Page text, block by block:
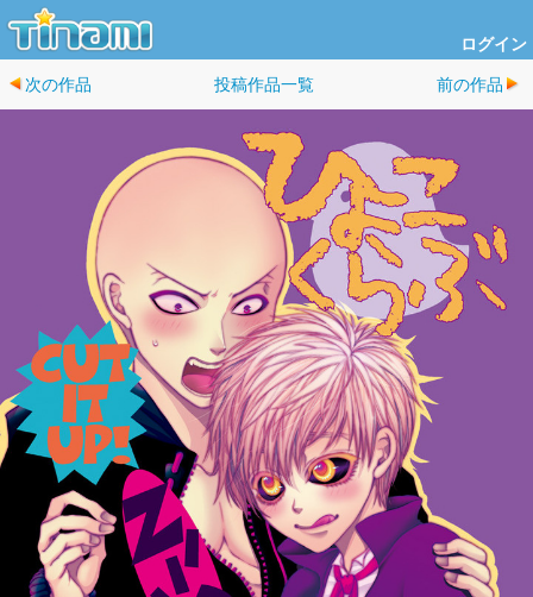
ログイン
次の作品 投稿作品一覧 前の作品